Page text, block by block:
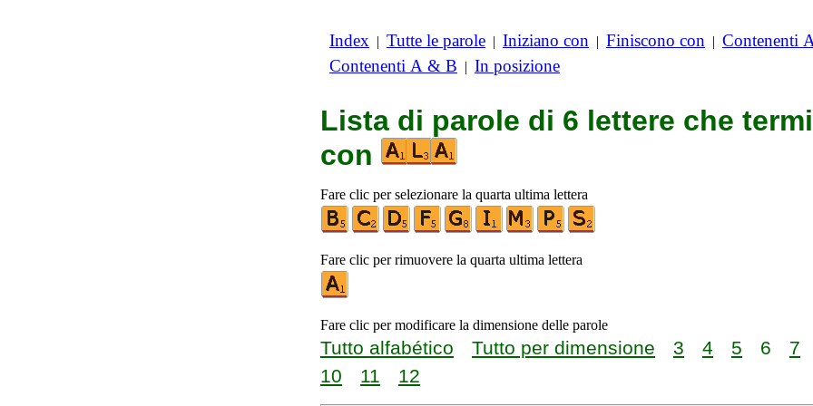
Index | Tutte le parole | Iniziano con | Finiscono con | Contenenti
Contenenti A & B | In posizione
Lista di parole di 6 lettere che
con
Fare clic per selezionare la quarta ultima lettera
Fare clic per rimuovere la quarta ultima lettera
Fare clic per modificare la dimensione delle parole
Tutto alfabético Tutto per dimensione 3 4 5 6 7
10
11 12